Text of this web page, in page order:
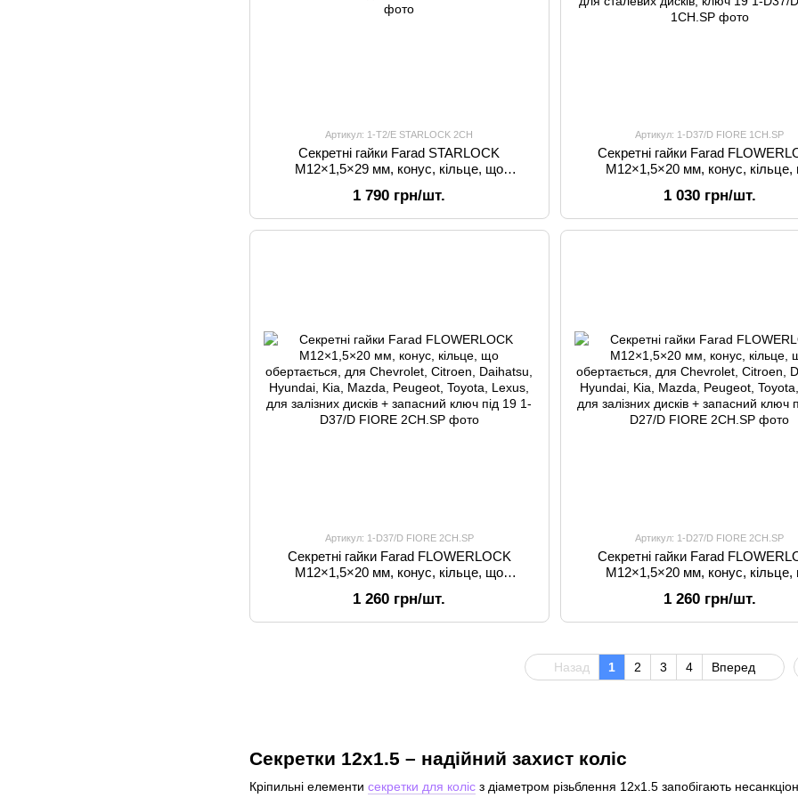
Секретки 12x1.5 – надійний захист коліс
Кріпильні елементи секретки для коліс з діаметром різьблення 12x1.5 запобігають
Артикул: 1-T2/E STARLOCK 2CH
Секретні гайки Farad STARLOCK
M12×1,5×29 мм, конус, кільце, що
+ запасний ключ під 19
1 790 грн/шт.
Артикул: 1-D37/D FIORE 1CH.SP
Секретні гайки Farad
M12×1,5×20 мм, конус,
Daihatsu, Hyundai, Kia, Mazda,
Toyota, Lexus, для сталевих
1 030 грн/шт.
Артикул: 1-D37/D FIORE 2CH.SP
Секретні гайки Farad FLOWERLOCK
M12×1,5×20 мм, конус, кільце, що
Daihatsu, Hyundai, Kia, Mazda, Peugeot,
Toyota, Lexus, для залізних дисків +
1 260 грн/шт.
Артикул: 1-D27/D FIORE 2CH.SP
Секретні гайки Farad
M12×1,5×20 мм, конус,
Daihatsu, Hyundai, Kia, Mazda,
Toyota, Lexus, для залізних
1 260 грн/шт.
Назад 1 2 3 4 Вперед